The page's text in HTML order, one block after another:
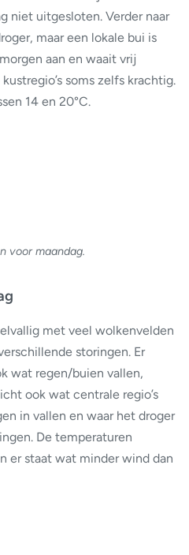
niet uitgesloten. Verder naar
maar een lokale bui is
aan en waait vrij
soms zelfs krachtig.
14 en 20°C.
voor maandag.
met veel wolkenvelden
storingen. Er
wat regen/buien vallen,
ook wat centrale regio’s
in vallen en waar het droger
De temperaturen
er staat wat minder wind dan